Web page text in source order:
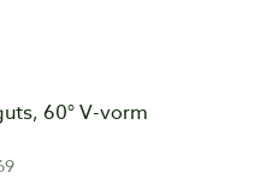
60° V-vorm